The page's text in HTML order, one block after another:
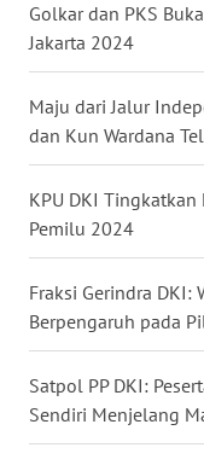
Golkar dan PKS
Jakarta 2024
Maju dari Jalur
dan Kun Wardana
KPU DKI Tingkatkan
Pemilu 2024
Fraksi Gerindra DKI:
Berpengaruh pada
Satpol PP DKI:
Sendiri Menjelang
WN
GORONTALO
WN
SULUT
WN
MALUKU
WN
WN
DAIRI